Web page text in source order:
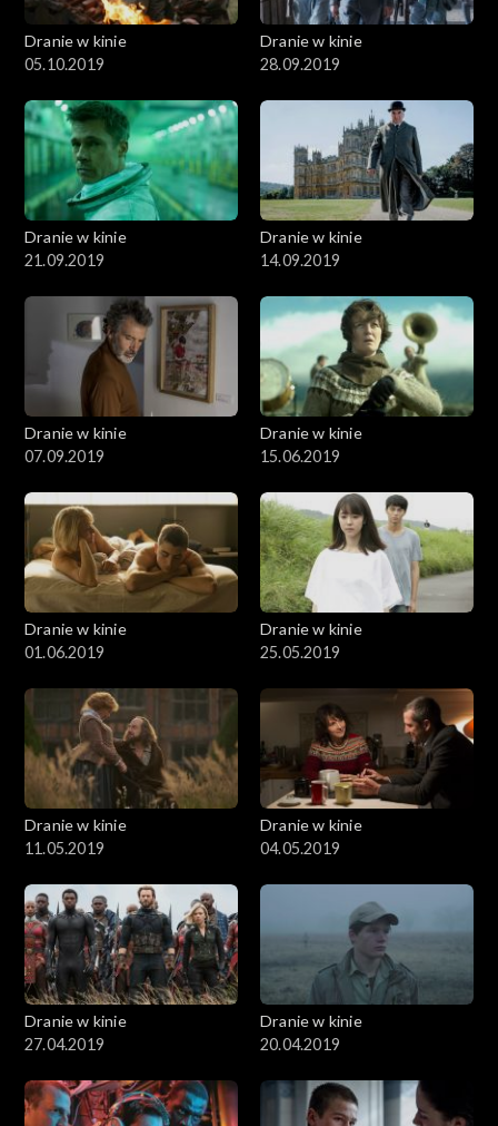
Dranie w kinie
05.10.2019
Dranie w kinie
28.09.2019
Dranie w kinie
21.09.2019
Dranie w kinie
14.09.2019
Dranie w kinie
07.09.2019
Dranie w kinie
15.06.2019
Dranie w kinie
01.06.2019
Dranie w kinie
25.05.2019
Dranie w kinie
11.05.2019
Dranie w kinie
04.05.2019
Dranie w kinie
27.04.2019
Dranie w kinie
20.04.2019